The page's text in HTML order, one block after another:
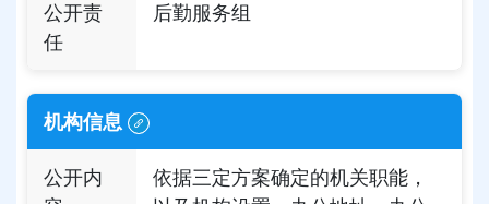
公开责
任
后勤服务组
机构信息
公开内
依据三定方案确定的机关职能，